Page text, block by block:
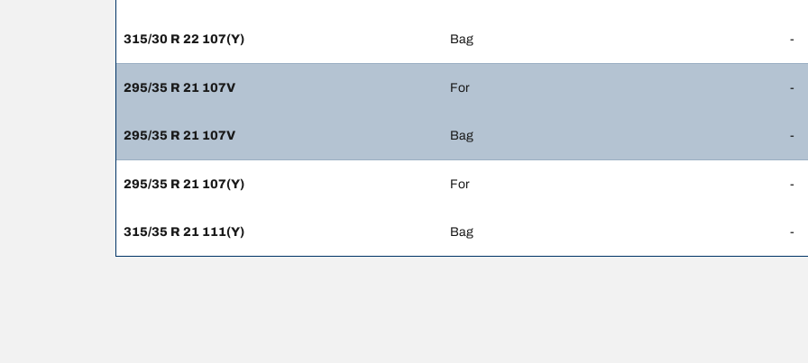
315/30 R 22 107(Y) Bag -
295/35 R 21 107V For -
295/35 R 21 107V Bag -
295/35 R 21 107(Y) For -
315/35 R 21 111(Y) Bag -